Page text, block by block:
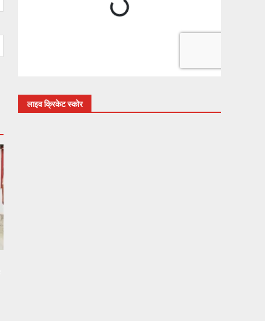
लाइव क्रिकेट स्कोर